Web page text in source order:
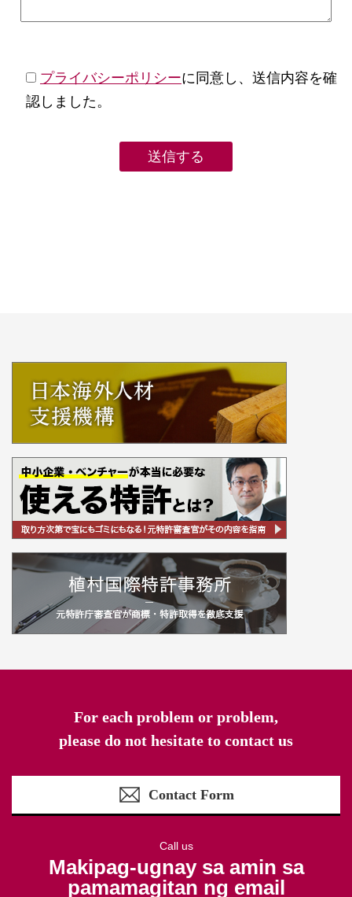
プライバシーポリシーに同意し、送信内容を確
認しました。
For each problem or problem,
please do not hesitate to contact us
Contact Form
Call us
Makipag-ugnay sa amin sa
pamamagitan ng email